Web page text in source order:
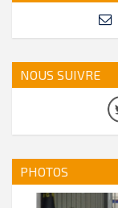
NOUS SUIVRE
PHOTOS